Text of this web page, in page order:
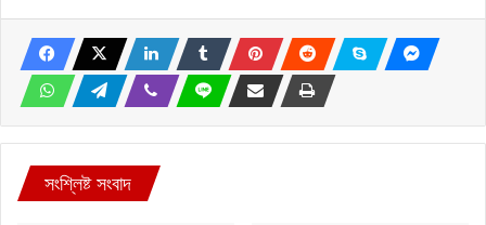
সংশ্লিষ্ট সংবাদ